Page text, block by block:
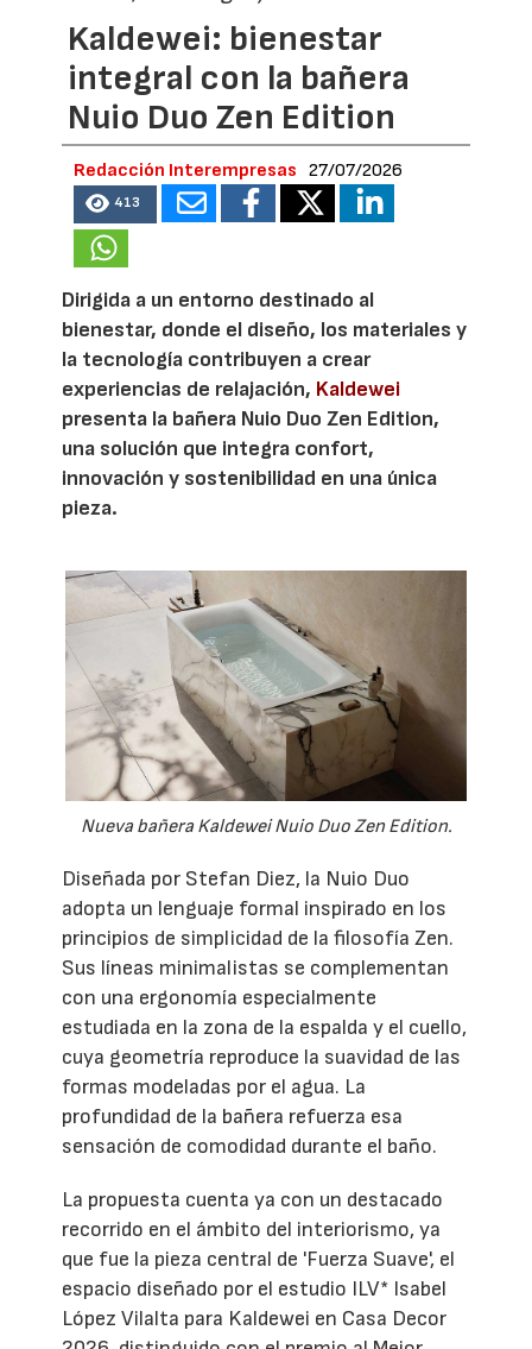
Kaldewei: bienestar
integral con la bañera
Nuio Duo Zen Edition
Redacción Interempresas 27/07/2026
413
Dirigida a un entorno destinado al
bienestar, donde el diseño, los materiales y
la tecnología contribuyen a crear
experiencias de relajación, Kaldewei
presenta la bañera Nuio Duo Zen Edition,
una solución que integra confort,
innovación y sostenibilidad en una única
pieza.
Nueva bañera Kaldewei Nuio Duo Zen Edition.
Diseñada por Stefan Diez, la Nuio Duo
adopta un lenguaje formal inspirado en los
principios de simplicidad de la filosofía Zen.
Sus líneas minimalistas se complementan
con una ergonomía especialmente
estudiada en la zona de la espalda y el cuello,
cuya geometría reproduce la suavidad de las
formas modeladas por el agua. La
profundidad de la bañera refuerza esa
sensación de comodidad durante el baño.
La propuesta cuenta ya con un destacado
recorrido en el ámbito del interiorismo, ya
que fue la pieza central de 'Fuerza Suave', el
espacio diseñado por el estudio ILV* Isabel
López Vilalta para Kaldewei en Casa Decor